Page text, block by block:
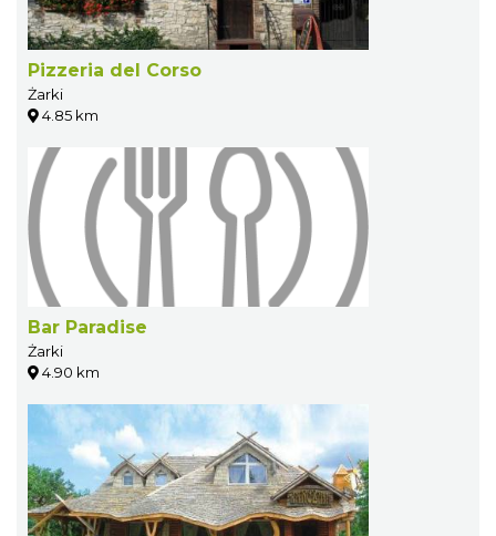
Pizzeria del Corso
Żarki
4.85 km
Bar Paradise
Żarki
4.90 km